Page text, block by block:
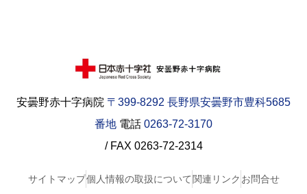
安曇野赤十字病院 〒399-8292 長野県安曇野市豊科5685
番地 電話 0263-72-3170
/ FAX 0263-72-2314
サイトマップ個人情報の取扱について 関連リンク お問合せ